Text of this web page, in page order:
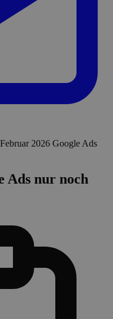
2026 Google Ads
Ads nur noch